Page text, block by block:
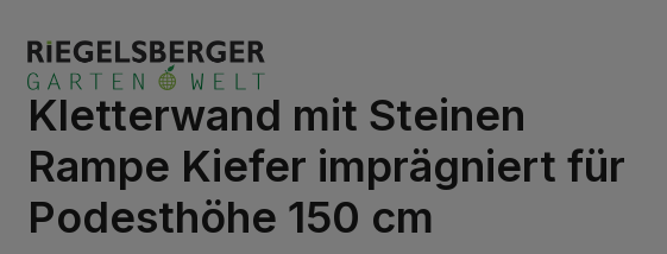
Kletterwand mit Steinen
Rampe Kiefer imprägniert für
Podesthöhe 150 cm